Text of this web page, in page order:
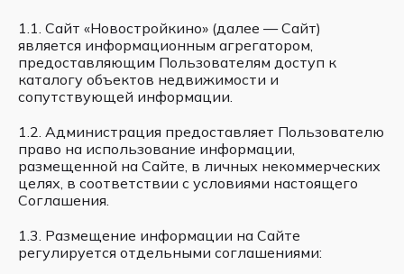
1.1. Сайт «Новостройкино» (далее — Сайт)
является информационным агрегатором,
предоставляющим Пользователям доступ к
каталогу объектов недвижимости и
сопутствующей информации.
1.2. Администрация предоставляет Пользователю
право на использование информации,
размещенной на Сайте, в личных некоммерческих
целях, в соответствии с условиями настоящего
Соглашения.
1.3. Размещение информации на Сайте
регулируется отдельными соглашениями: